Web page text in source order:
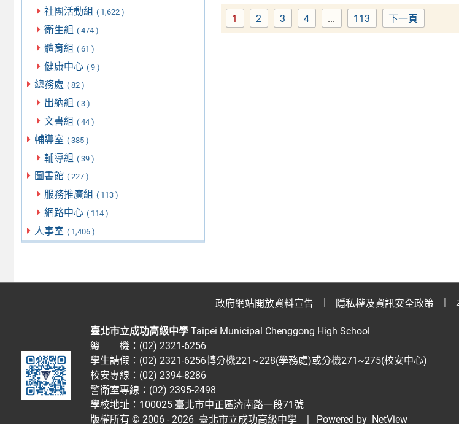
社團活動組 ( 1,622 )
衛生組 ( 474 )
體育組 ( 61 )
健康中心 ( 9 )
總務處 ( 82 )
出納組 ( 3 )
文書組 ( 44 )
輔導室 ( 385 )
輔導組 ( 39 )
圖書館 ( 227 )
服務推廣組 ( 113 )
網路中心 ( 114 )
人事室 ( 1,406 )
Page
1 Page
2 Page
3 Page
4 ... Page
113 下一頁
政府網站開放資料宣告 隱私權及資訊安全政策
臺北市立成功高級中學Taipei Municipal Chenggong High School
總 機：(02) 2321-6256
學生請假：(02) 2321-6256轉分機221~228(學務處)或分機271~275(校安中心)
校安專線：(02) 2394-8286
警衛室專線：(02) 2395-2498
學校地址：100025 臺北市中正區濟南路一段71號
版權所有 © 2006 - 2026臺北市立成功高級中學 | Powered by NetView